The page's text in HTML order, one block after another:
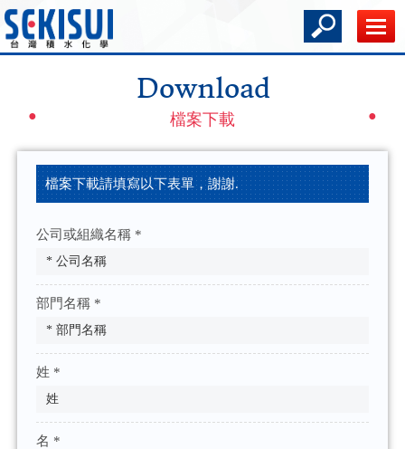
Download
檔案下載
檔案下載請填寫以下表單，謝謝.
公司或組織名稱 *
部門名稱 *
姓 *
名 *